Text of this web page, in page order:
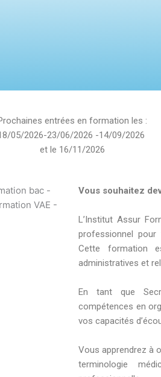
entrées en formation les :
05/2026-23/06/2026 -14/09/2026
et le 16/11/2026
Vous souhaitez
L’Institut Assur
professionnel pour
Cette formation
administratives et
En tant que
compétences en
vos capacités
Vous apprendrez à
terminologie